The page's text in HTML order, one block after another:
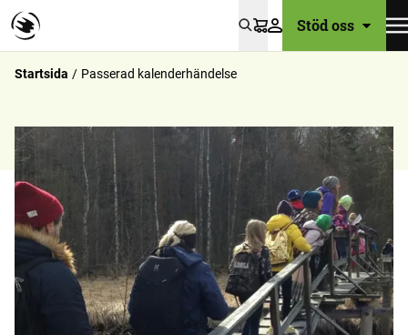
VarukorgStöd oss
Startsida Passerad kalenderhändelse